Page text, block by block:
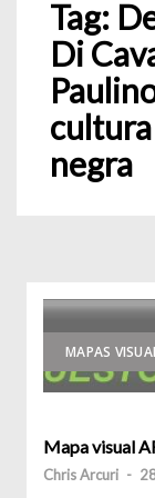
Tag:
Di
negra
MAPAS
Mapa visual
Chris Arcuri -